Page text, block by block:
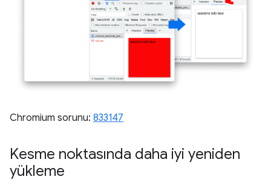
Chromium sorunu: 833147
Kesme noktasında daha iyi yeniden
yükleme